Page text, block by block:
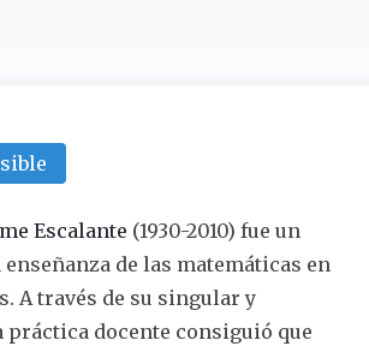
Escalante (1930-2010) fue un
de las matemáticas en
A través de su singular y
docente consiguió que